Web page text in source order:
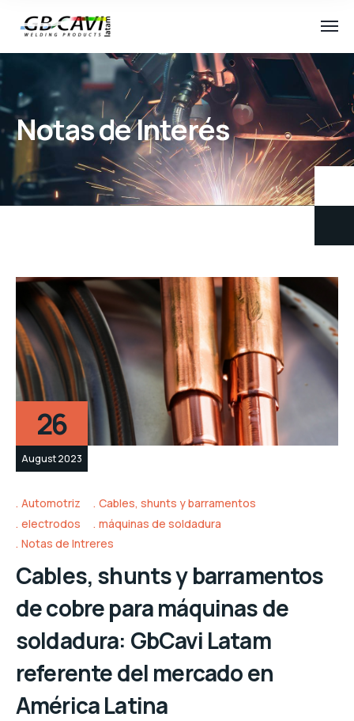
Notas de Interés
26
August 2023
Automotriz
Cables, shunts y barramentos
electrodos
máquinas de soldadura
Notas de Intreres
Cables, shunts y barramentos
de cobre para máquinas de
soldadura: GbCavi Latam
referente del mercado en
América Latina